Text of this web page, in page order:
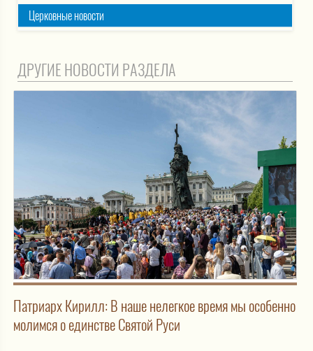
Церковные новости
ДРУГИЕ НОВОСТИ РАЗДЕЛА
Патриарх Кирилл: В наше нелегкое время мы особенно
молимся о единстве Святой Руси